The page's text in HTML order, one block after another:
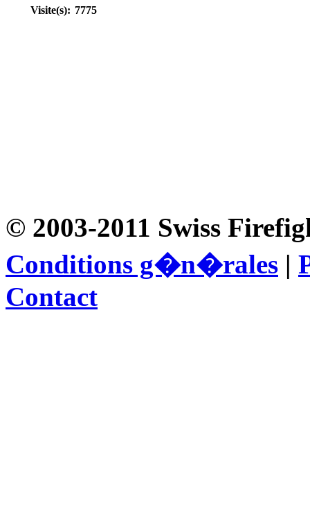
Visite(s): 7775
© 2003-2011 Swiss
Conditions g�n�rales |
Contact